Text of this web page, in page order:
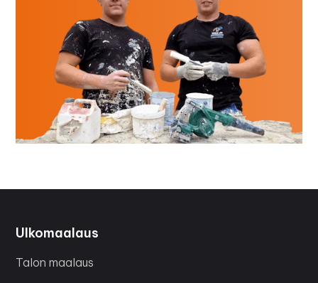
Ulkomaalaus
Talon maalaus